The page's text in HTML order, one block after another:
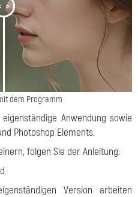
>
dem Programm
Anwendung sowie
Photoshop Elements.
folgen Sie der Anleitung:
Version arbeiten